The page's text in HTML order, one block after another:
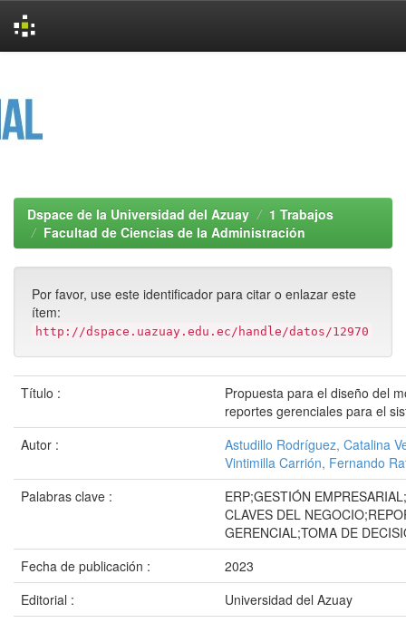
Dspace de la Universidad del Azuay
1 Trabajos
Facultad de Ciencias de la Administración
Por favor, use este identificador para citar o enlazar este
ítem:
http://dspace.uazuay.edu.ec/handle/datos/12970
Título :
Propuesta para el diseño del
reportes gerenciales para el
Autor :
Astudillo Rodríguez, Catalina
Vintimilla Carrión, Fernando
Palabras clave :
ERP;GESTIÓN
CLAVES DEL
GERENCIAL;TOMA DE
Fecha de publicación :
2023
Editorial :
Universidad del Azuay